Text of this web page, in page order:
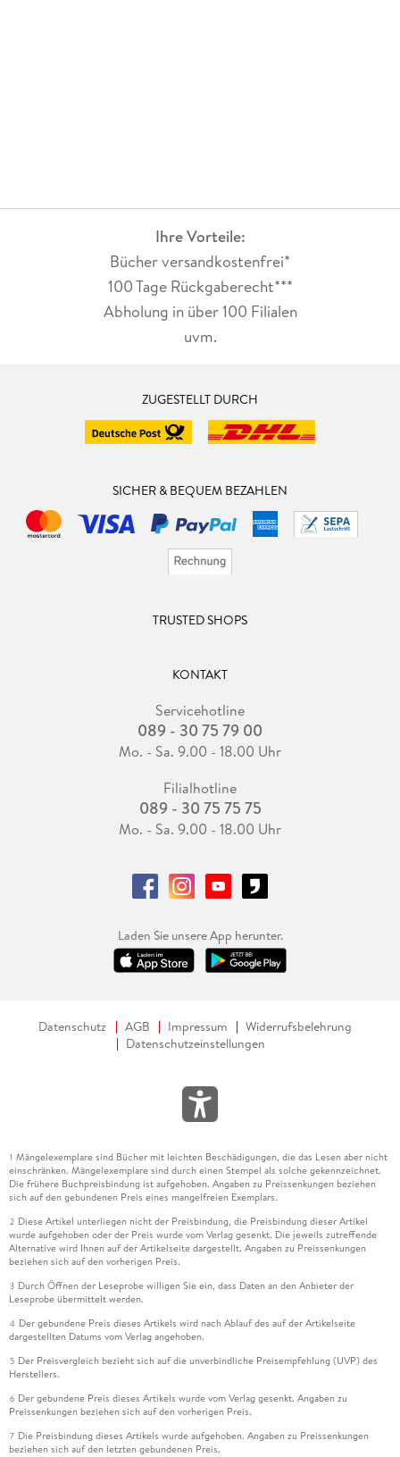
Ihre Vorteile:
Bücher versandkostenfrei*
100 Tage Rückgaberecht***
Abholung in über 100 Filialen
uvm.
ZUGESTELLT DURCH
SICHER & BEQUEM BEZAHLEN
TRUSTED SHOPS
KONTAKT
Servicehotline
089 - 30 75 79 00
Mo. - Sa. 9.00 - 18.00 Uhr
Filialhotline
089 - 30 75 75 75
Mo. - Sa. 9.00 - 18.00 Uhr
Laden Sie unsere App herunter.
Datenschutz AGB Impressum
Widerrufsbelehrung
Datenschutzeinstellungen
1 Mängelexemplare sind Bücher mit leichten Beschädigungen, die das Lesen aber nicht
einschränken. Mängelexemplare sind durch einen Stempel als solche gekennzeichnet.
Die frühere Buchpreisbindung ist aufgehoben. Angaben zu Preissenkungen beziehen
sich auf den gebundenen Preis eines mangelfreien Exemplars.
2 Diese Artikel unterliegen nicht der Preisbindung, die Preisbindung dieser Artikel
wurde aufgehoben oder der Preis wurde vom Verlag gesenkt. Die jeweils zutreffende
Alternative wird Ihnen auf der Artikelseite dargestellt. Angaben zu Preissenkungen
beziehen sich auf den vorherigen Preis.
3 Durch Öffnen der Leseprobe willigen Sie ein, dass Daten an den Anbieter der
Leseprobe übermittelt werden.
4 Der gebundene Preis dieses Artikels wird nach Ablauf des auf der Artikelseite
dargestellten Datums vom Verlag angehoben.
5 Der Preisvergleich bezieht sich auf die unverbindliche Preisempfehlung (UVP) des
Herstellers.
6 Der gebundene Preis dieses Artikels wurde vom Verlag gesenkt. Angaben zu
Preissenkungen beziehen sich auf den vorherigen Preis.
7 Die Preisbindung dieses Artikels wurde aufgehoben. Angaben zu Preissenkungen
beziehen sich auf den letzten gebundenen Preis.